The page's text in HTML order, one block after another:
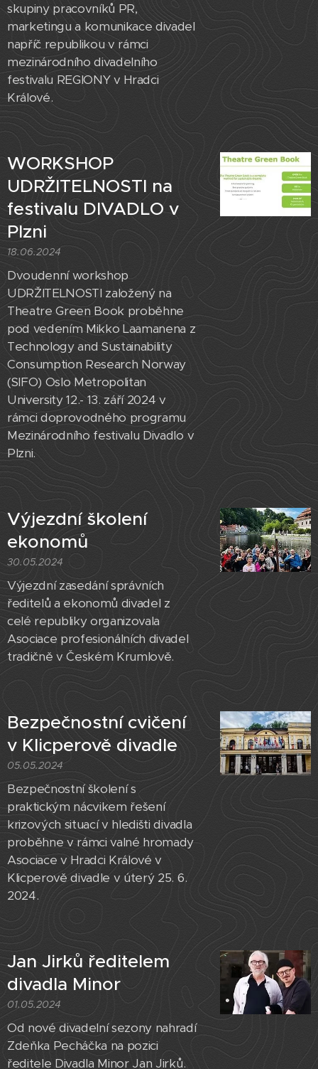
skupiny pracovníků PR,
marketingu a komunikace divadel
napříč republikou v rámci
mezinárodního divadelního
festivalu REGIONY v Hradci
Králové.
WORKSHOP
UDRŽITELNOSTI na
festivalu DIVADLO v
Plzni
18.06.2024
Dvoudenní workshop
UDRŽITELNOSTI založený na
Theatre Green Book proběhne
pod vedením Mikko Laamanena z
Technology and Sustainability
Consumption Research Norway
(SIFO) Oslo Metropolitan
University 12.- 13. září 2024 v
rámci doprovodného programu
Mezinárodního festivalu Divadlo v
Plzni.
Výjezdní školení
ekonomů
30.05.2024
Výjezdní zasedání správních
ředitelů a ekonomů divadel z
celé republiky organizovala
Asociace profesionálních divadel
tradičně v Českém Krumlově.
Bezpečnostní cvičení
v Klicperově divadle
05.05.2024
Bezpečnostní školení s
praktickým nácvikem řešení
krizových situací v hledišti divadla
proběhne v rámci valné hromady
Asociace v Hradci Králové v
Klicperově divadle v úterý 25. 6.
2024.
Jan Jirků ředitelem
divadla Minor
01.05.2024
Od nové divadelní sezony nahradí
Zdeňka Pecháčka na pozici
ředitele Divadla Minor Jan Jirků.